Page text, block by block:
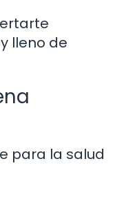
lleno de
para la salud